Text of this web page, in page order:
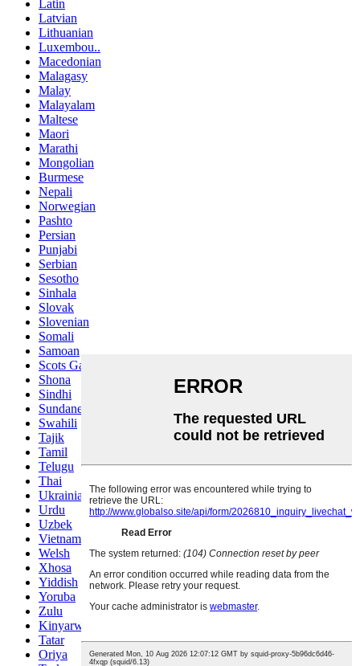
Latin
Latvian
Lithuanian
Luxembou..
Macedonian
Malagasy
Malay
Malayalam
Maltese
Maori
Marathi
Mongolian
Burmese
Nepali
Norwegian
Pashto
Persian
Punjabi
Serbian
Sesotho
Sinhala
Slovak
Slovenian
Somali
Samoan
Scots Gaelic
Shona
Sindhi
Sundanese
Swahili
Tajik
Tamil
Telugu
Thai
Ukrainian
Urdu
Uzbek
Vietnamese
Welsh
Xhosa
Yiddish
Yoruba
Zulu
Kinyarwanda
Tatar
Oriya